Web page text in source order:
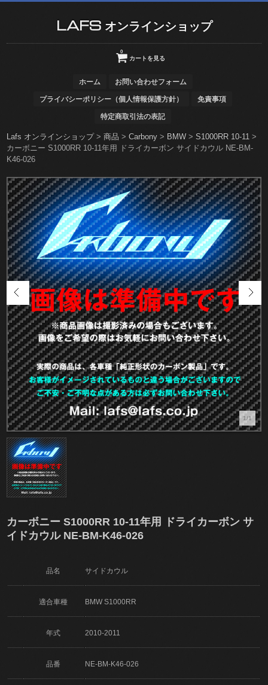
LAFS オンラインショップ
カートを見る
0
ホーム お問い合わせフォーム
プライバシーポリシー（個人情報保護方針） 免責事項
特定商取引法の表記
Lafs オンラインショップ>商品 >Carbony > BMW >S1000RR 10-11 >
カーボニー S1000RR 10-11年用 ドライカーボン サイドカウル NE-BM-
K46-026
1/1
カーボニー S1000RR 10-11年用 ドライカーボン サ
イドカウル NE-BM-K46-026
品名 サイドカウル
適合車種 BMW S1000RR
年式 2010-2011
品番 NE-BM-K46-026